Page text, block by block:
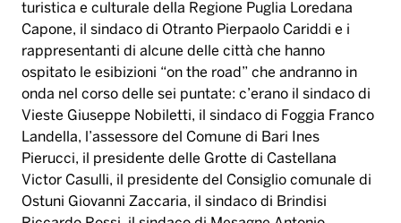
turistica e culturale della Regione Puglia Loredana
Capone, il sindaco di Otranto Pierpaolo Cariddi e i
rappresentanti di alcune delle città che hanno
ospitato le esibizioni “on the road ” che andranno in
onda nel corso delle sei puntate: c’erano il sindaco di
Vieste Giuseppe Nobiletti, il sindaco di Foggia Franco
Landella, l ’assessore del Comune di Bari
Ines
Pierucci, il presidente delle Grotte di Castellana
Victor Casulli, il presidente del Consiglio comunale di
Ostuni Giovanni Zaccaria, il sindaco di Brindisi